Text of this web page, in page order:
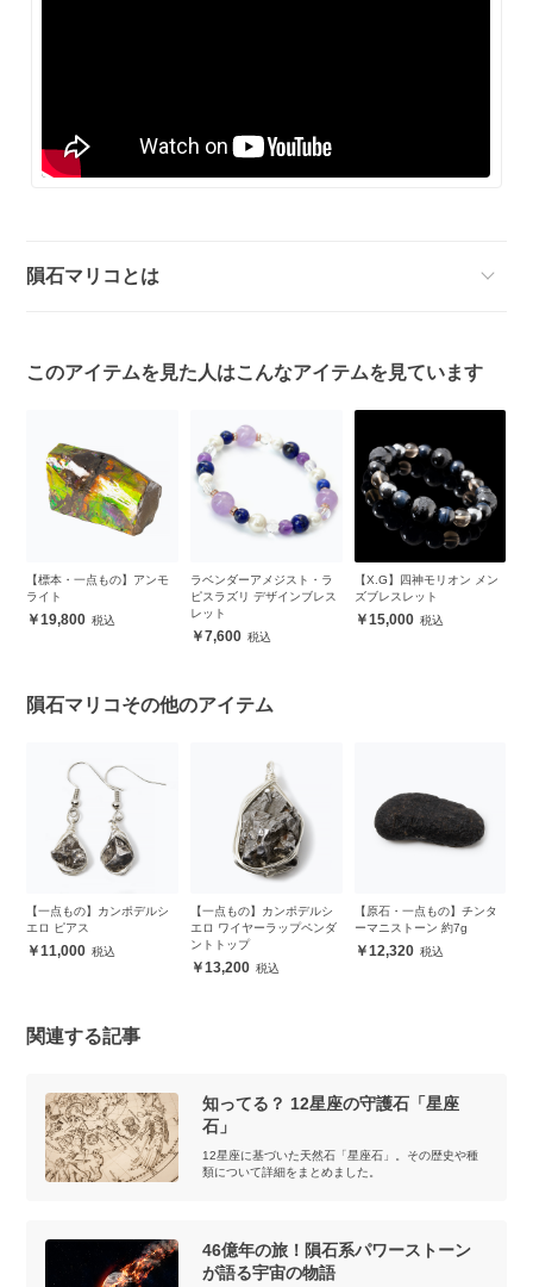
隕石マリコとは
このアイテムを見た人はこんなアイテムを見ています
【標本・一点もの】アンモ
ライト
19,800
ラベンダーアメジスト・ラ
ピスラズリ デザインブレス
レット
7,600
【X.G】四神モリオン メン
ズブレスレット
15,000
隕石マリコその他のアイテム
【一点もの】カンポデルシ
エロ ピアス
11,000
【一点もの】カンポデルシ
エロ ワイヤーラップペンダ
ントトップ
13,200
【原石・一点もの】チンタ
ーマニストーン 約7g
12,320
関連する記事
知ってる？ 12星座の守護石「星座
石」
12星座に基づいた天然石「星座石」。その歴史や種
類について詳細をまとめました。
46億年の旅！隕石系パワーストーン
が語る宇宙の物語